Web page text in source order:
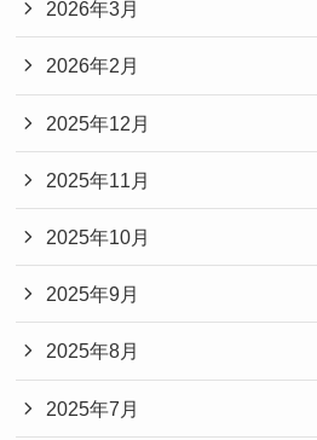
2026年3月
2026年2月
2025年12月
2025年11月
2025年10月
2025年9月
2025年8月
2025年7月